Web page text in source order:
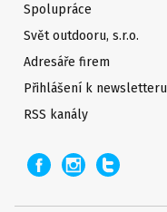
Spolupráce
Svět outdooru, s.r.o.
Adresáře firem
Přihlášení k newsletteru
RSS kanály